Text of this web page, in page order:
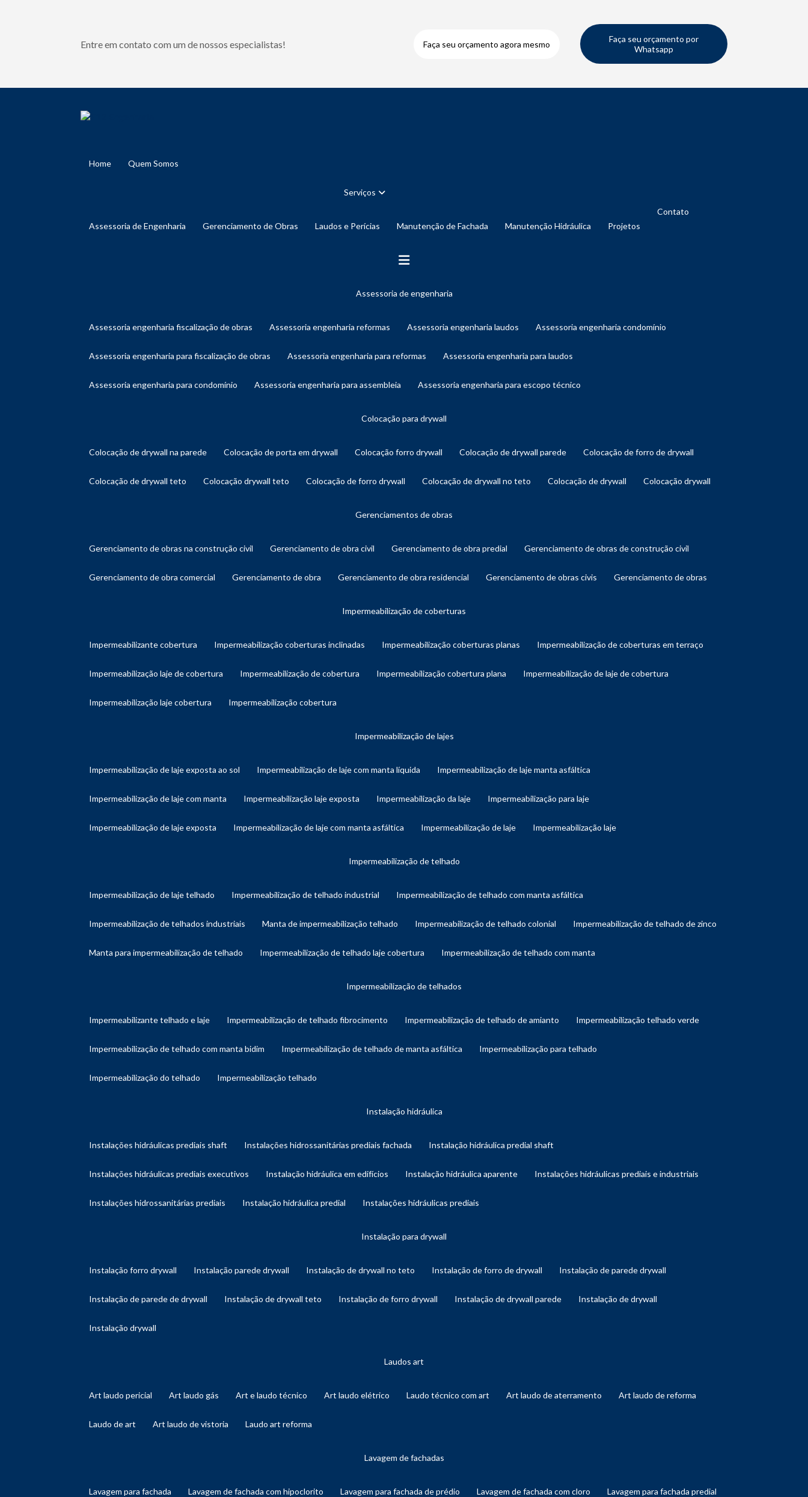
Entre em contato com um de nossos especialistas! Faça seu orçamento agora mesmo
Faça seu orçamento por
Whatsapp
Home Quem Somos
Serviços
Assessoria de Engenharia Gerenciamento de Obras Laudos e Perícias Manutenção de Fachada Manutenção Hidráulica Projetos
Contato
assessoria de engenharia
assessoria engenharia fiscalização de obras assessoria engenharia reformas assessoria engenharia laudos assessoria engenharia condomínio
assessoria engenharia para fiscalização de obras assessoria engenharia para reformas assessoria engenharia para laudos
assessoria engenharia para condomínio assessoria engenharia para assembleia assessoria engenharia para escopo técnico
colocação para drywall
colocação de drywall na parede colocação de porta em drywall colocação forro drywall colocação de drywall parede colocação de forro de drywall
colocação de drywall teto colocação drywall teto colocação de forro drywall colocação de drywall no teto colocação de drywall colocação drywall
gerenciamentos de obras
gerenciamento de obras na construção civil gerenciamento de obra civil gerenciamento de obra predial gerenciamento de obras de construção civil
gerenciamento de obra comercial gerenciamento de obra gerenciamento de obra residencial gerenciamento de obras civis gerenciamento de obras
impermeabilização de coberturas
impermeabilizante cobertura impermeabilização coberturas inclinadas impermeabilização coberturas planas impermeabilização de coberturas em terraço
impermeabilização laje de cobertura impermeabilização de cobertura impermeabilização cobertura plana impermeabilização de laje de cobertura
impermeabilização laje cobertura impermeabilização cobertura
impermeabilização de lajes
impermeabilização de laje exposta ao sol impermeabilização de laje com manta líquida impermeabilização de laje manta asfáltica
impermeabilização de laje com manta impermeabilização laje exposta impermeabilização da laje impermeabilização para laje
impermeabilização de laje exposta impermeabilização de laje com manta asfáltica impermeabilização de laje impermeabilização laje
impermeabilização de telhado
impermeabilização de laje telhado impermeabilização de telhado industrial impermeabilização de telhado com manta asfáltica
impermeabilização de telhados industriais manta de impermeabilização telhado impermeabilização de telhado colonial impermeabilização de telhado de zinco
manta para impermeabilização de telhado impermeabilização de telhado laje cobertura impermeabilização de telhado com manta
impermeabilização de telhados
impermeabilizante telhado e laje impermeabilização de telhado fibrocimento impermeabilização de telhado de amianto impermeabilização telhado verde
impermeabilização de telhado com manta bidim impermeabilização de telhado de manta asfáltica impermeabilização para telhado
impermeabilização do telhado impermeabilização telhado
instalação hidráulica
instalações hidráulicas prediais shaft instalações hidrossanitárias prediais fachada instalação hidráulica predial shaft
instalações hidráulicas prediais executivos instalação hidráulica em edifícios instalação hidráulica aparente instalações hidráulicas prediais e industriais
instalações hidrossanitárias prediais instalação hidráulica predial instalações hidráulicas prediais
instalação para drywall
instalação forro drywall instalação parede drywall instalação de drywall no teto instalação de forro de drywall instalação de parede drywall
instalação de parede de drywall instalação de drywall teto instalação de forro drywall instalação de drywall parede instalação de drywall
instalação drywall
laudos art
art laudo pericial art laudo gás art e laudo técnico art laudo elétrico laudo técnico com art art laudo de aterramento art laudo de reforma
laudo de art art laudo de vistoria laudo art reforma
lavagem de fachadas
lavagem para fachada lavagem de fachada com hipoclorito lavagem para fachada de prédio lavagem de fachada com cloro lavagem para fachada predial